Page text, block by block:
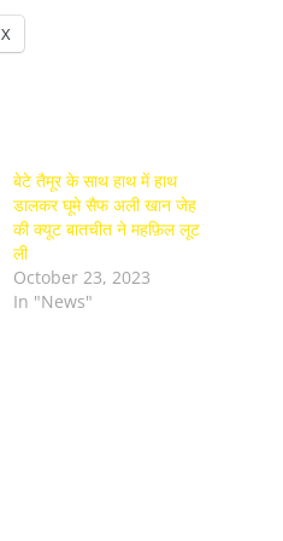
X
बेटे तैमूर के साथ हाथ में हाथ
डालकर घूमे सैफ अली खान जेह
की क्यूट बातचीत ने महफ़िल लूट
ली
October 23, 2023
In "News"